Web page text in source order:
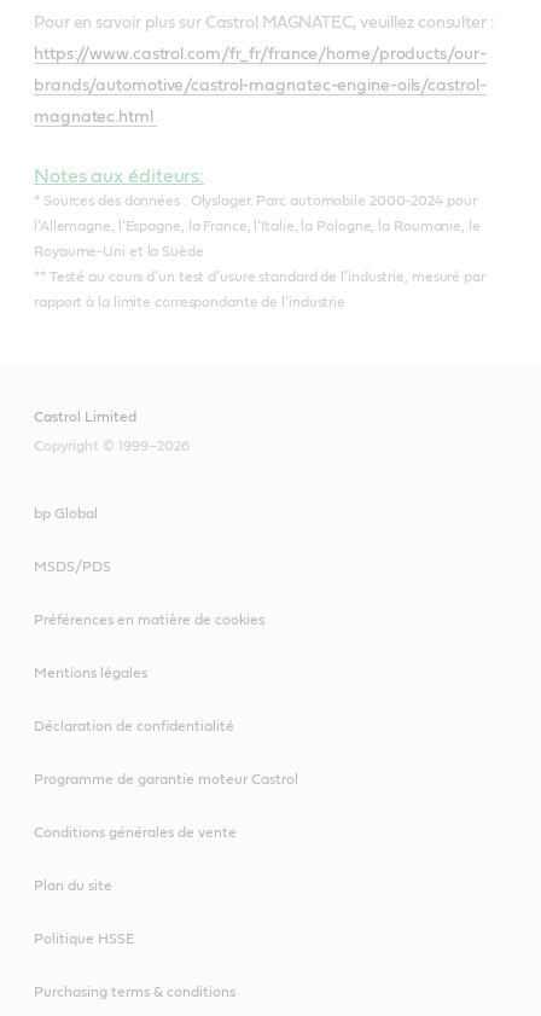
Pour en savoir plus sur Castrol MAGNATEC, veuillez consulter :
https://www.castrol.com/fr_fr/france/home/products/our-
brands/automotive/castrol-magnatec-engine-oils/castrol-
magnatec.html
Notes aux éditeurs:
* Sources des données : Olyslager. Parc automobile 2000-2024 pour
l’Allemagne, l’Espagne, la France, l’Italie, la Pologne, la Roumanie, le
Royaume-Uni et la Suède
** Testé au cours d’un test d’usure standard de l’industrie, mesuré par
rapport à la limite correspondante de l’industrie
Castrol Limited
Copyright © 1999–2026
bp Global
MSDS/PDS
Préférences en matière de cookies
Mentions légales
Déclaration de confidentialité
Programme de garantie moteur Castrol
Conditions générales de vente
Plan du site
Politique HSSE
Purchasing terms & conditions